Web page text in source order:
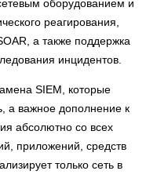
оборудованием и
реагирования,
а также поддержка
инцидентов.
SIEM, которые
а важное дополнение к
абсолютно со всех
приложений, средств
только сеть в